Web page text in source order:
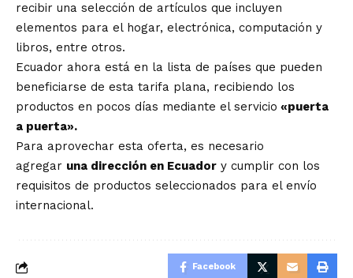
recibir una selección de artículos que incluyen
elementos para el hogar, electrónica, computación y
libros, entre otros.
Ecuador ahora está en la lista de países que pueden
beneficiarse de esta tarifa plana, recibiendo los
productos en pocos días mediante el servicio «puerta
a puerta».
Para aprovechar esta oferta, es necesario
agregar una dirección en Ecuador y cumplir con los
requisitos de productos seleccionados para el envío
internacional.
Facebook